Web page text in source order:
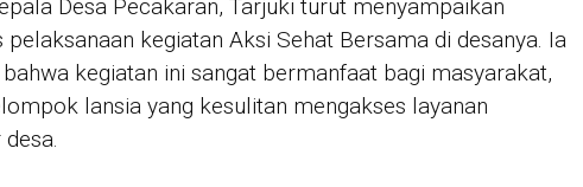
Desa Pecakaran, Tarjuki turut menyampaikan
pelaksanaan kegiatan Aksi Sehat Bersama di desanya. Ia
kegiatan ini sangat bermanfaat bagi masyarakat,
lansia yang kesulitan mengakses layanan